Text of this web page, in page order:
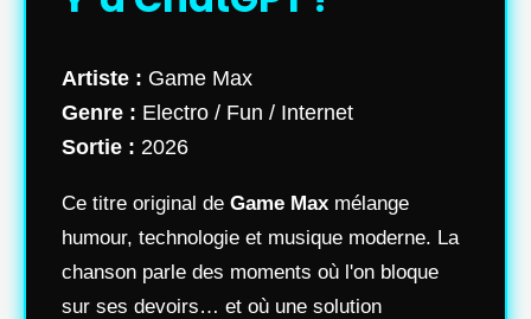
Artiste : Game Max
Genre : Electro / Fun / Internet
Sortie : 2026
Ce titre original de Game Max mélange
humour, technologie et musique moderne. La
chanson parle des moments où l'on bloque
sur ses devoirs… et où une solution